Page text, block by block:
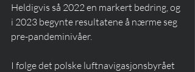
Heldigvis så 2022 en markert bedring, og
i 2023 begynte resultatene å nærme seg
pre-pandeminivåer.
I følge det polske luftnavigasjonsbyrået